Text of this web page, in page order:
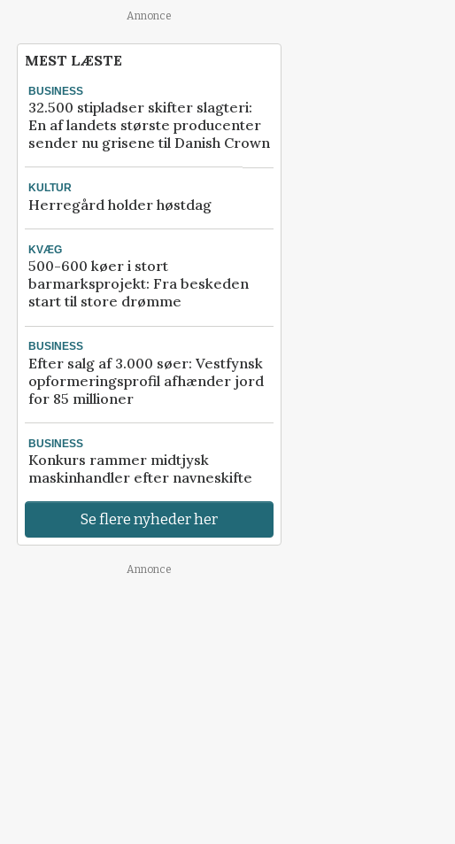
Annonce
MEST LÆSTE
BUSINESS
32.500 stipladser skifter slagteri:
En af landets største producenter
sender nu grisene til Danish Crown
KULTUR
Herregård holder høstdag
KVÆG
500-600 køer i stort
barmarksprojekt: Fra beskeden
start til store drømme
BUSINESS
Efter salg af 3.000 søer: Vestfynsk
opformeringsprofil afhænder jord
for 85 millioner
BUSINESS
Konkurs rammer midtjysk
maskinhandler efter navneskifte
Se flere nyheder her
Annonce